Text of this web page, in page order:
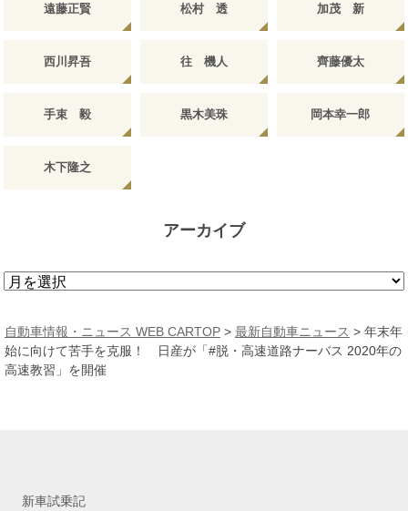
遠藤正賢 松村 透 加茂 新
西川昇吾 往 機人 齊藤優太
手束 毅 黒木美珠 岡本幸一郎
木下隆之
アーカイブ
ア
カ
イ
ブ
自動車情報・ニュース WEB CARTOP > 最新自動車ニュース > 年末年
始に向けて苦手を克服！ 日産が「#脱・高速道路ナーバス 2020年の
高速教習」を開催
新車試乗記